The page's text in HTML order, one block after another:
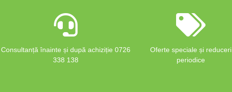
Consultanță înainte și după achiziție 0726
338 138
Oferte speciale și reduceri
periodice